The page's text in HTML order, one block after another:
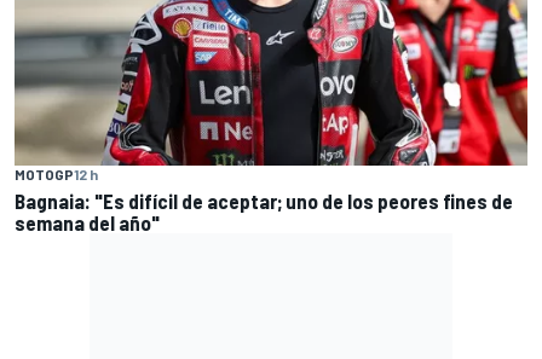
MOTOGP12 h
Bagnaia: "Es difícil de aceptar; uno de los peores fines de
semana del año"